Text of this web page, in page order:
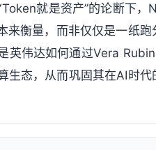
就是资产”的论断下
来衡量，而非仅仅是一纸跑
英伟达如何通过Vera
生态，从而巩固其在AI时代